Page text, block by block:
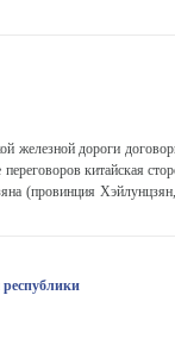
железной дороги
китайская
(провинция
республики